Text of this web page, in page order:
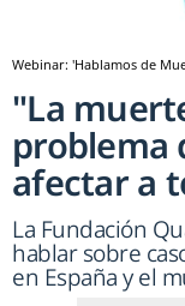
Webinar: 'Hablamos de
"La
problema
afectar a
La Fundación
hablar sobre
en España y el